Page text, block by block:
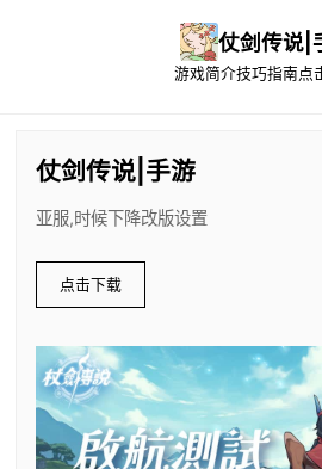
仗剑传说|
游戏简介技巧指南点
仗剑传说|手游
亚服,时候下降改版设置
点击下载